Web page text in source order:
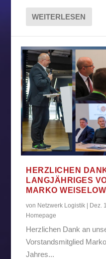
WEITERLESEN
HERZLICHEN
LANGJÄHRIGES
MARKO
von Netzwerk Logistik Dez.
Homepage
Herzlichen Dank an
Vorstandsmitglied
Jahres...